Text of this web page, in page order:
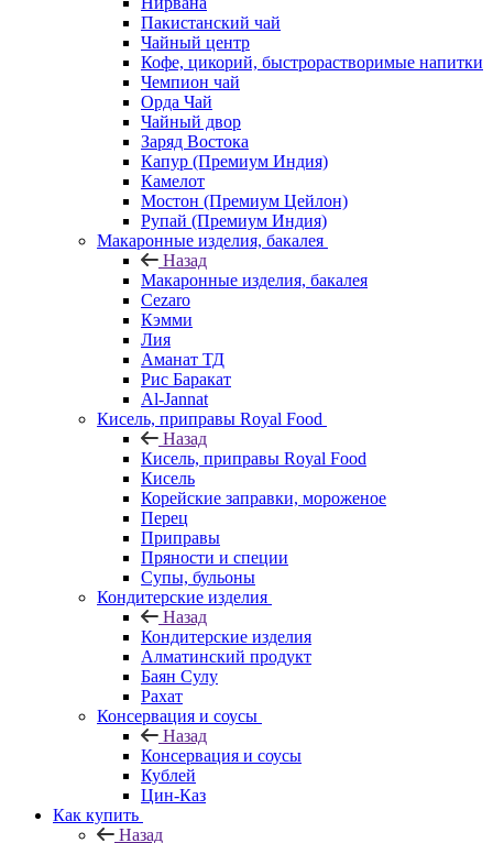
Пакистанский чай
Чайный центр
Кофе, цикорий, быстрорастворимые напитки
Чемпион чай
Орда Чай
Чайный двор
Заряд Востока
Капур (Премиум Индия)
Камелот
Мостон (Премиум Цейлон)
Рупай (Премиум Индия)
Макаронные изделия, бакалея
Назад
Макаронные изделия, бакалея
Cezaro
Кэмми
Лия
Аманат ТД
Рис Баракат
Al-Jannat
Кисель, приправы Royal Food
Назад
Кисель, приправы Royal Food
Кисель
Корейские заправки, мороженое
Перец
Приправы
Пряности и специи
Супы, бульоны
Кондитерские изделия
Назад
Кондитерские изделия
Алматинский продукт
Баян Сулу
Рахат
Консервация и соусы
Назад
Консервация и соусы
Кублей
Цин-Каз
Как купить
Назад